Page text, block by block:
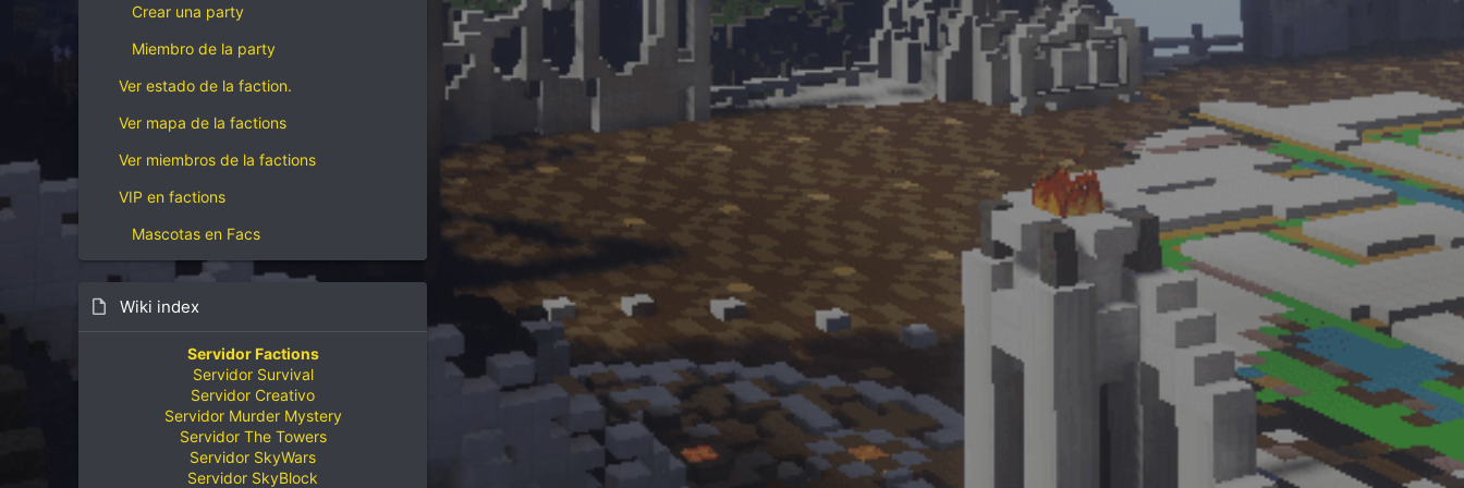
Crear una party
Miembro de la party
Ver estado de la faction.
Ver mapa de la factions
Ver miembros de la factions
VIP en factions
Mascotas en Facs
Wiki index
Servidor Factions
Servidor Survival
Servidor Creativo
Servidor Murder Mystery
Servidor The Towers
Servidor SkyWars
Servidor SkyBlock